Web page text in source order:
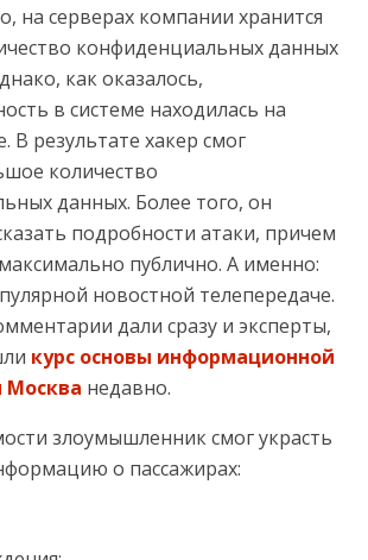
на серверах компании хранится
конфиденциальных данных
как оказалось,
в системе находилась на
В результате хакер смог
количество
данных. Более того, он
подробности атаки, причем
публично. А именно:
новостной телепередаче.
дали сразу и эксперты,
курс основы информационной
Москва недавно.
злоумышленник смог украсть
о пассажирах: